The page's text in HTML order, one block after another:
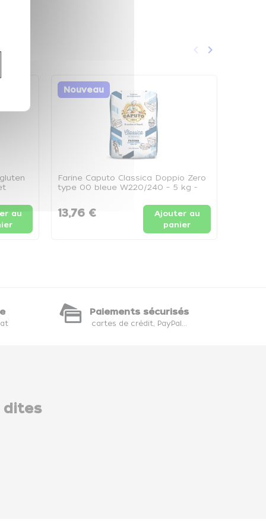
Précédent
keyboard_arrow_left Suivant
keyboard_arrow_right
au
Nouveau
Farine Caputo Classica Doppio Zero
type 00 bleue W220/240 – 5 kg -
13,76 €
Ajouter au
panier
Paiements sécurisés
cartes de crédit, PayPal...
dites